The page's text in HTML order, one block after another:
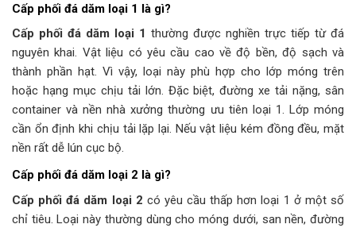
Cấp phối đá dăm loại 1 là gì?
Cấp phối đá dăm loại 1 thường được nghiền trực tiếp từ đá
nguyên khai. Vật liệu có yêu cầu cao về độ bền, độ sạch và
thành phần hạt. Vì vậy, loại này phù hợp cho lớp móng trên
hoặc hạng mục chịu tải lớn. Đặc biệt, đường xe tải nặng, sân
container và nền nhà xưởng thường ưu tiên loại 1. Lớp móng
cần ổn định khi chịu tải lặp lại. Nếu vật liệu kém đồng đều, mặt
nền rất dễ lún cục bộ.
Cấp phối đá dăm loại 2 là gì?
Cấp phối đá dăm loại 2 có yêu cầu thấp hơn loại 1 ở một số
chỉ tiêu. Loại này thường dùng cho móng dưới, san nền, đường